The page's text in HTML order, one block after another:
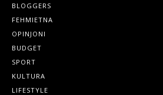
BLOGGERS
FEHMIETNA
OPINJONI
BUDGET
SPORT
KULTURA
LIFESTYLE